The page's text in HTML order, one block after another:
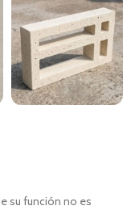
su función no es